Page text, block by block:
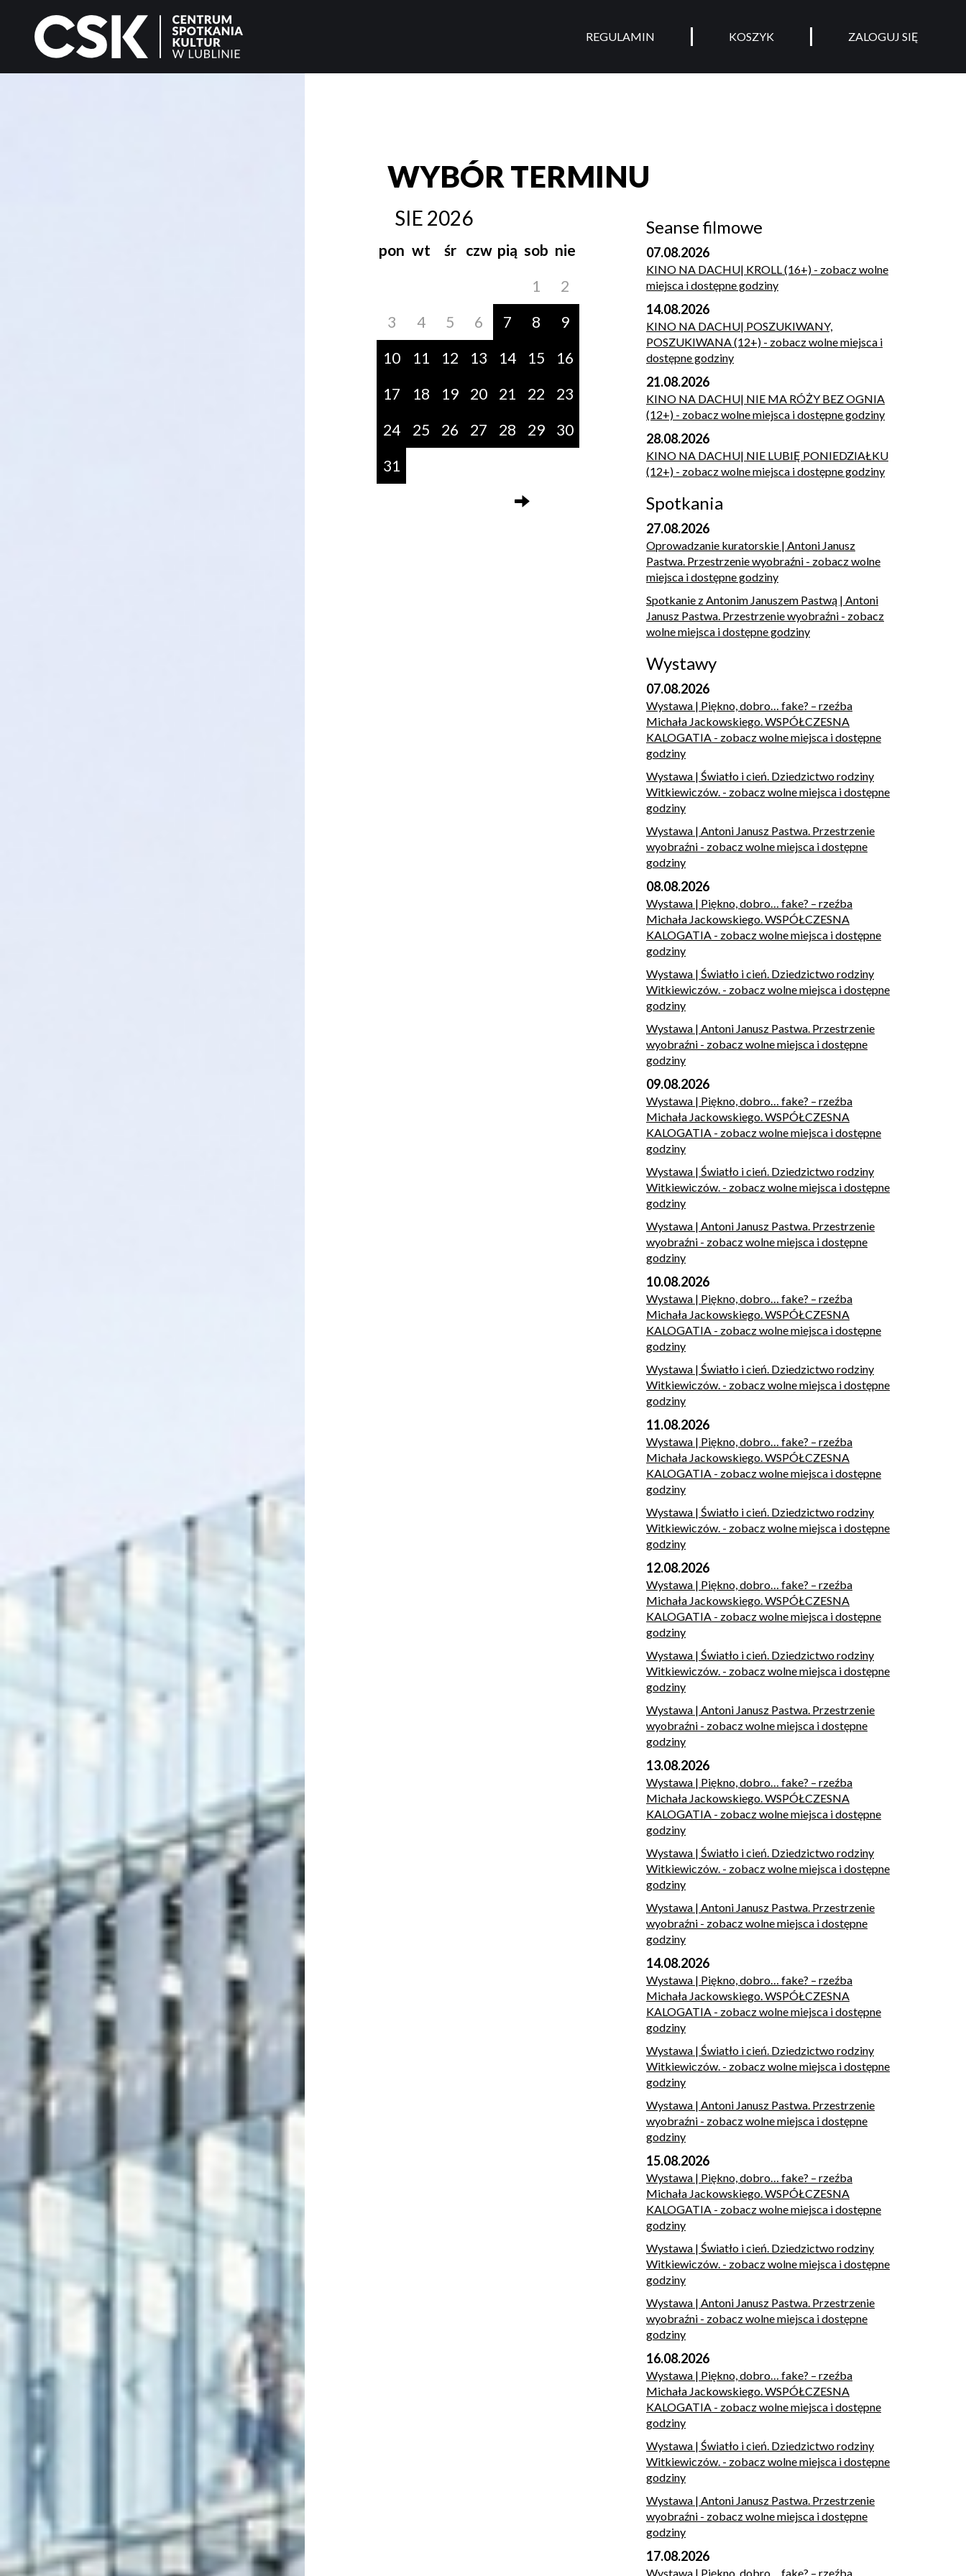
REGULAMIN KOSZYK ZALOGUJ SIĘ
WYBÓR TERMINU
SIE 2026
pon wt śr czw pią sob nie
1
2
3
4 5 6 7 8
9
10
11 12 13 14 15
16
17
18 19 20 21 22
23
24
25 26 27 28 29
30
31
Seanse filmowe
07.08.2026
KINO NA DACHU| KROLL (16+) - zobacz wolne
miejsca i dostępne godziny
14.08.2026
KINO NA DACHU| POSZUKIWANY,
POSZUKIWANA (12+) - zobacz wolne miejsca i
dostępne godziny
21.08.2026
KINO NA DACHU| NIE MA RÓŻY BEZ OGNIA
(12+) - zobacz wolne miejsca i dostępne godziny
28.08.2026
KINO NA DACHU| NIE LUBIĘ PONIEDZIAŁKU
(12+) - zobacz wolne miejsca i dostępne godziny
Spotkania
27.08.2026
Oprowadzanie kuratorskie | Antoni Janusz
Pastwa. Przestrzenie wyobraźni - zobacz wolne
miejsca i dostępne godziny
Spotkanie z Antonim Januszem Pastwą | Antoni
Janusz Pastwa. Przestrzenie wyobraźni - zobacz
wolne miejsca i dostępne godziny
Wystawy
07.08.2026
Wystawa | Piękno, dobro… fake? – rzeźba
Michała Jackowskiego. WSPÓŁCZESNA
KALOGATIA - zobacz wolne miejsca i dostępne
godziny
Wystawa | Światło i cień. Dziedzictwo rodziny
Witkiewiczów. - zobacz wolne miejsca i dostępne
godziny
Wystawa | Antoni Janusz Pastwa. Przestrzenie
wyobraźni - zobacz wolne miejsca i dostępne
godziny
08.08.2026
Wystawa | Piękno, dobro… fake? – rzeźba
Michała Jackowskiego. WSPÓŁCZESNA
KALOGATIA - zobacz wolne miejsca i dostępne
godziny
Wystawa | Światło i cień. Dziedzictwo rodziny
Witkiewiczów. - zobacz wolne miejsca i dostępne
godziny
Wystawa | Antoni Janusz Pastwa. Przestrzenie
wyobraźni - zobacz wolne miejsca i dostępne
godziny
09.08.2026
Wystawa | Piękno, dobro… fake? – rzeźba
Michała Jackowskiego. WSPÓŁCZESNA
KALOGATIA - zobacz wolne miejsca i dostępne
godziny
Wystawa | Światło i cień. Dziedzictwo rodziny
Witkiewiczów. - zobacz wolne miejsca i dostępne
godziny
Wystawa | Antoni Janusz Pastwa. Przestrzenie
wyobraźni - zobacz wolne miejsca i dostępne
godziny
10.08.2026
Wystawa | Piękno, dobro… fake? – rzeźba
Michała Jackowskiego. WSPÓŁCZESNA
KALOGATIA - zobacz wolne miejsca i dostępne
godziny
Wystawa | Światło i cień. Dziedzictwo rodziny
Witkiewiczów. - zobacz wolne miejsca i dostępne
godziny
11.08.2026
Wystawa | Piękno, dobro… fake? – rzeźba
Michała Jackowskiego. WSPÓŁCZESNA
KALOGATIA - zobacz wolne miejsca i dostępne
godziny
Wystawa | Światło i cień. Dziedzictwo rodziny
Witkiewiczów. - zobacz wolne miejsca i dostępne
godziny
12.08.2026
Wystawa | Piękno, dobro… fake? – rzeźba
Michała Jackowskiego. WSPÓŁCZESNA
KALOGATIA - zobacz wolne miejsca i dostępne
godziny
Wystawa | Światło i cień. Dziedzictwo rodziny
Witkiewiczów. - zobacz wolne miejsca i dostępne
godziny
Wystawa | Antoni Janusz Pastwa. Przestrzenie
wyobraźni - zobacz wolne miejsca i dostępne
godziny
13.08.2026
Wystawa | Piękno, dobro… fake? – rzeźba
Michała Jackowskiego. WSPÓŁCZESNA
KALOGATIA - zobacz wolne miejsca i dostępne
godziny
Wystawa | Światło i cień. Dziedzictwo rodziny
Witkiewiczów. - zobacz wolne miejsca i dostępne
godziny
Wystawa | Antoni Janusz Pastwa. Przestrzenie
wyobraźni - zobacz wolne miejsca i dostępne
godziny
14.08.2026
Wystawa | Piękno, dobro… fake? – rzeźba
Michała Jackowskiego. WSPÓŁCZESNA
KALOGATIA - zobacz wolne miejsca i dostępne
godziny
Wystawa | Światło i cień. Dziedzictwo rodziny
Witkiewiczów. - zobacz wolne miejsca i dostępne
godziny
Wystawa | Antoni Janusz Pastwa. Przestrzenie
wyobraźni - zobacz wolne miejsca i dostępne
godziny
15.08.2026
Wystawa | Piękno, dobro… fake? – rzeźba
Michała Jackowskiego. WSPÓŁCZESNA
KALOGATIA - zobacz wolne miejsca i dostępne
godziny
Wystawa | Światło i cień. Dziedzictwo rodziny
Witkiewiczów. - zobacz wolne miejsca i dostępne
godziny
Wystawa | Antoni Janusz Pastwa. Przestrzenie
wyobraźni - zobacz wolne miejsca i dostępne
godziny
16.08.2026
Wystawa | Piękno, dobro… fake? – rzeźba
Michała Jackowskiego. WSPÓŁCZESNA
KALOGATIA - zobacz wolne miejsca i dostępne
godziny
Wystawa | Światło i cień. Dziedzictwo rodziny
Witkiewiczów. - zobacz wolne miejsca i dostępne
godziny
Wystawa | Antoni Janusz Pastwa. Przestrzenie
wyobraźni - zobacz wolne miejsca i dostępne
godziny
17.08.2026
Wystawa | Piękno, dobro… fake? – rzeźba